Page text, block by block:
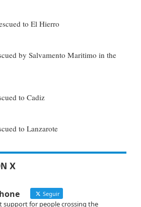
to El Hierro
by Salvamento Maritimo in the
to Cadiz
to Lanzarote
X
Seguir
support for people crossing the